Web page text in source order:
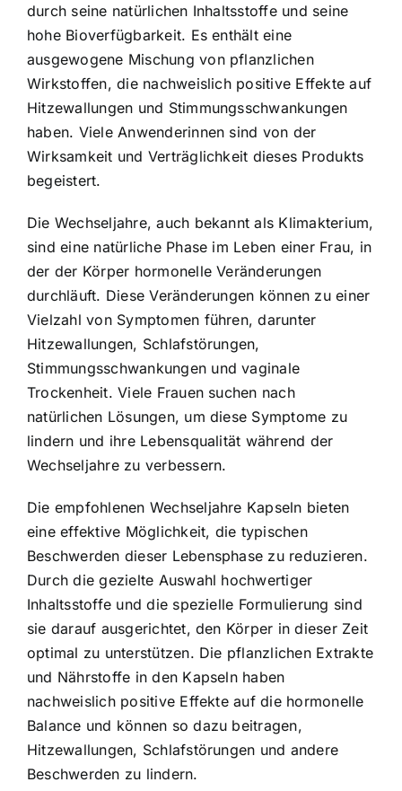
durch seine natürlichen Inhaltsstoffe und seine
hohe Bioverfügbarkeit. Es enthält eine
ausgewogene Mischung von pflanzlichen
Wirkstoffen, die nachweislich positive Effekte auf
Hitzewallungen und Stimmungsschwankungen
haben. Viele Anwenderinnen sind von der
Wirksamkeit und Verträglichkeit dieses Produkts
begeistert.
Die Wechseljahre, auch bekannt als Klimakterium,
sind eine natürliche Phase im Leben einer Frau, in
der der Körper hormonelle Veränderungen
durchläuft. Diese Veränderungen können zu einer
Vielzahl von Symptomen führen, darunter
Hitzewallungen, Schlafstörungen,
Stimmungsschwankungen und vaginale
Trockenheit. Viele Frauen suchen nach
natürlichen Lösungen, um diese Symptome zu
lindern und ihre Lebensqualität während der
Wechseljahre zu verbessern.
Die empfohlenen Wechseljahre Kapseln bieten
eine effektive Möglichkeit, die typischen
Beschwerden dieser Lebensphase zu reduzieren.
Durch die gezielte Auswahl hochwertiger
Inhaltsstoffe und die spezielle Formulierung sind
sie darauf ausgerichtet, den Körper in dieser Zeit
optimal zu unterstützen. Die pflanzlichen Extrakte
und Nährstoffe in den Kapseln haben
nachweislich positive Effekte auf die hormonelle
Balance und können so dazu beitragen,
Hitzewallungen, Schlafstörungen und andere
Beschwerden zu lindern.